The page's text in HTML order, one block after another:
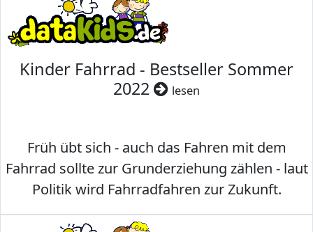
Kinder Fahrrad - Bestseller Sommer
2022
lesen
Früh übt sich - auch das Fahren mit dem
Fahrrad sollte zur Grunderziehung zählen - laut
Politik wird Fahrradfahren zur Zukunft.